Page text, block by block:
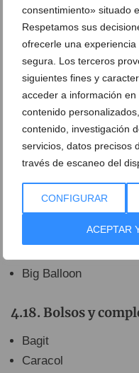
consentimiento» situado
Respetamos sus
ofrecerle una
segura. Los terceros
siguientes fines y
acceder a información
contenido
contenido, investigación
servicios, datos precisos
través de escaneo del
CONFIGURAR
ACEPTAR
Alain Afflelou Dénia
Central Óptica Dénia
Delamar òptics
Espai VisualCentro
Oko audiòptics
Óptica Benjamín
Óptica Diana
Óptica Robin Look
Ocio y tiempo
Big Balloon
Bolsos y
Bagit
Caracol